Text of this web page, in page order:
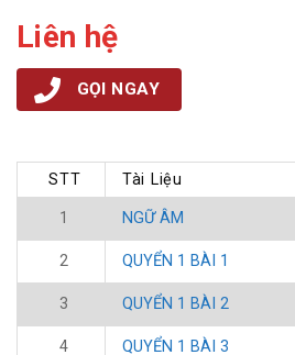
Liên hệ
GỌI NGAY
STT Tài Liệu
1 NGỮ ÂM
2 QUYỂN 1 BÀI 1
3 QUYỂN 1 BÀI 2
4 QUYỂN 1 BÀI 3